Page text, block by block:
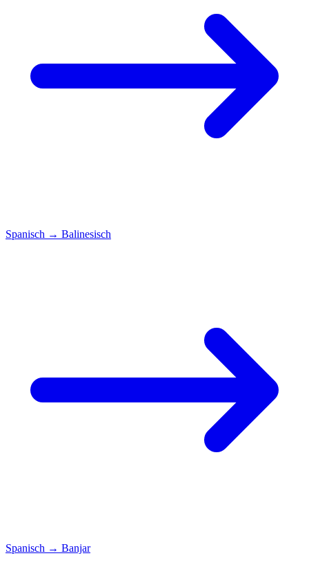
Spanisch → Balinesisch
Spanisch → Banjar